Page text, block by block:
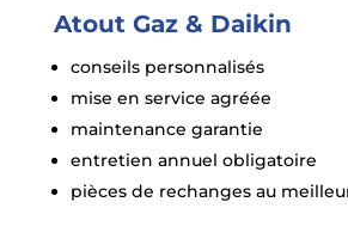
Atout Gaz & Daikin
conseils personnalisés
mise en service agréée
maintenance garantie
entretien annuel obligatoire
pièces de rechanges au